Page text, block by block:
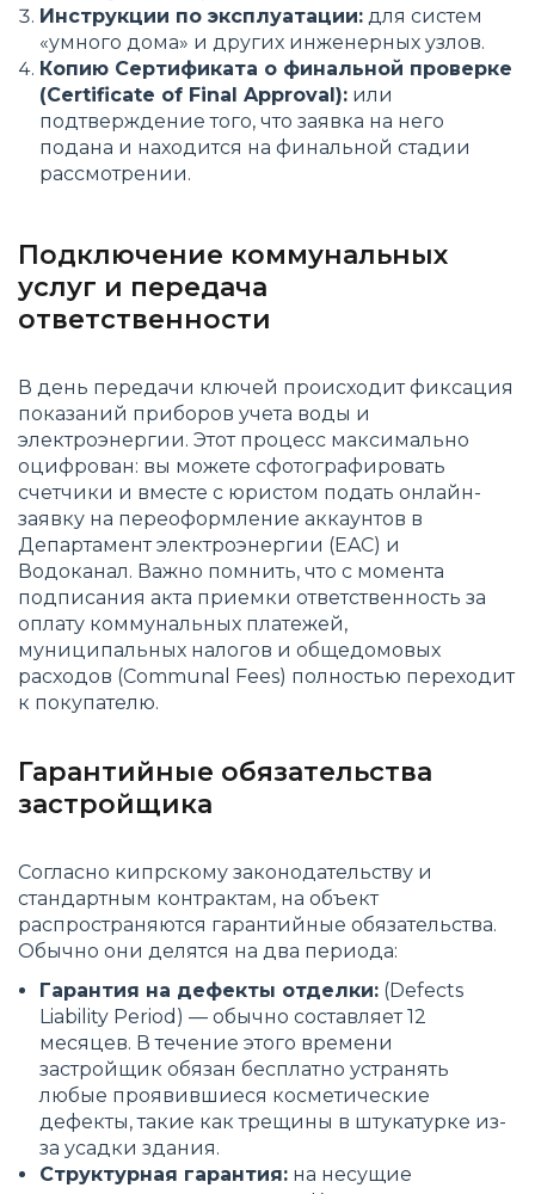
Инструкции по эксплуатации: для систем
«умного дома» и других инженерных узлов.
Копию Сертификата о финальной проверке
(Certificate of Final Approval): или
подтверждение того, что заявка на него
подана и находится на финальной стадии
рассмотрении.
Подключение коммунальных
услуг и передача
ответственности
В день передачи ключей происходит фиксация
показаний приборов учета воды и
электроэнергии. Этот процесс максимально
оцифрован: вы можете сфотографировать
счетчики и вместе с юристом подать онлайн-
заявку на переоформление аккаунтов в
Департамент электроэнергии (EAC) и
Водоканал. Важно помнить, что с момента
подписания акта приемки ответственность за
оплату коммунальных платежей,
муниципальных налогов и общедомовых
расходов (Communal Fees) полностью переходит
к покупателю.
Гарантийные обязательства
застройщика
Согласно кипрскому законодательству и
стандартным контрактам, на объект
распространяются гарантийные обязательства.
Обычно они делятся на два периода:
Гарантия на дефекты отделки: (Defects
Liability Period) — обычно составляет 12
месяцев. В течение этого времени
застройщик обязан бесплатно устранять
любые проявившиеся косметические
дефекты, такие как трещины в штукатурке из-
за усадки здания.
Структурная гарантия: на несущие